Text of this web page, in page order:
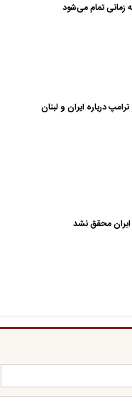
زمانی تمام می‌شود
درباره ایران و لبنان
محقق نشد